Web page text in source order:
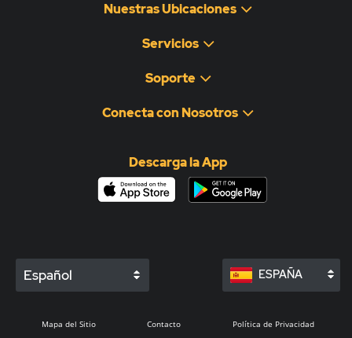
Nuestras Ubicaciones
Servicios
Soporte
Conecta con Nosotros
Descarga la App
Español ESPAÑA
Mapa del Sitio Contacto Política de Privacidad